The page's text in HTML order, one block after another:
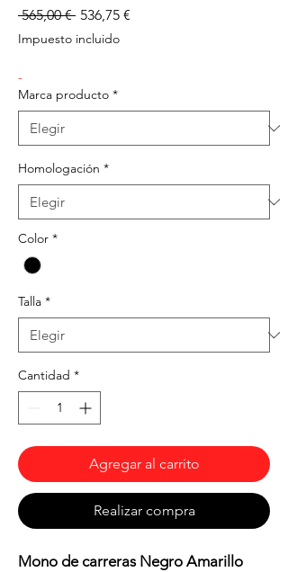
565,00 € Precio
536,75 €
Impuesto incluido
-
Marca producto *
Homologación *
Color *
Talla *
Cantidad *
Agregar al carrito
Realizar compra
Mono de carreras Negro Amarillo